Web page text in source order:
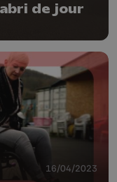
de jour
16/04/2023